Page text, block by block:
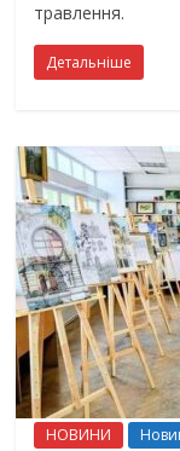
травлення.
Детальніше
НОВИНИ